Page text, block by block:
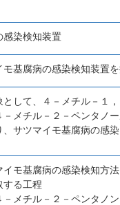
感染検知装置
基腐病の感染検知装置を
して、４－メチル－１
メチル－２－ペンタノ
サツマイモ基腐病の感
モ基腐病の感染検知方法
する工程
メチル－２－ペンタノ